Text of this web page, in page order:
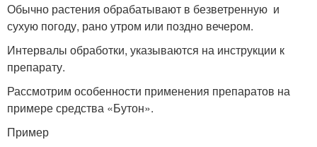
Обычно растения обрабатывают в безветренную и
сухую погоду, рано утром или поздно вечером.
Интервалы обработки, указываются на инструкции к
препарату.
Рассмотрим особенности применения препаратов на
примере средства «Бутон».
Пример